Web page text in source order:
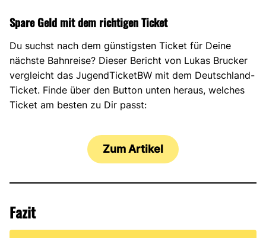
Spare Geld mit dem richtigen Ticket
Du suchst nach dem günstigsten Ticket für Deine
nächste Bahnreise? Dieser Bericht von Lukas Brucker
vergleicht das JugendTicketBW mit dem Deutschland-
Ticket. Finde über den Button unten heraus, welches
Ticket am besten zu Dir passt:
Zum Artikel
Fazit